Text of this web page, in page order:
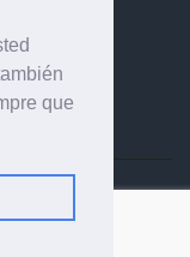
que
- TODOS LOS